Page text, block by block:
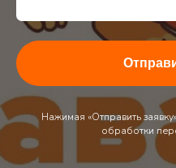
Нажимая «Отправить
обработки